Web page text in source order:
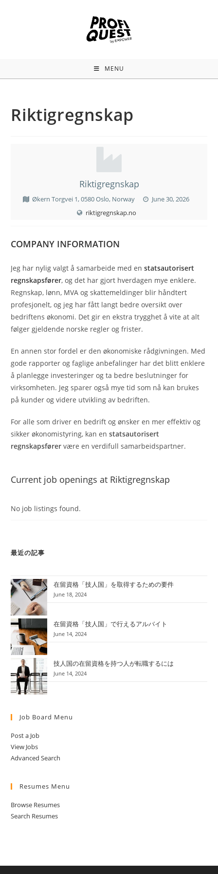
MENU
Riktigregnskap
Riktigregnskap
Økern Torgvei 1, 0580 Oslo, Norway
June 30, 2026
riktigregnskap.no
COMPANY INFORMATION
Jeg har nylig valgt å samarbeide med enstatsautorisert
regnskapsfører, og det har gjort hverdagen mye enklere.
Regnskap, lønn, MVA og skattemeldinger blir håndtert
profesjonelt, og jeg har fått langt bedre oversikt over
bedriftens økonomi. Det gir en ekstra trygghet å vite at alt
følger gjeldende norske regler og frister.
En annen stor fordel er den økonomiske rådgivningen. Med
gode rapporter og faglige anbefalinger har det blitt enklere
å planlegge investeringer og ta bedre beslutninger for
virksomheten. Jeg sparer også mye tid som nå kan brukes
på kunder og videre utvikling av bedriften.
For alle som driver en bedrift og ønsker en mer effektiv og
sikker økonomistyring, kan enstatsautorisert
regnskapsfører være en verdifull samarbeidspartner.
Current job openings at Riktigregnskap
No job listings found.
最近の記事
在留資格「技人国」を取得するための要件
June 18, 2024
在留資格「技人国」で行えるアルバイト
June 14, 2024
技人国の在留資格を持つ人が転職するには
June 14, 2024
Job Board Menu
Post a Job
View Jobs
Advanced Search
Resumes Menu
Browse Resumes
Search Resumes